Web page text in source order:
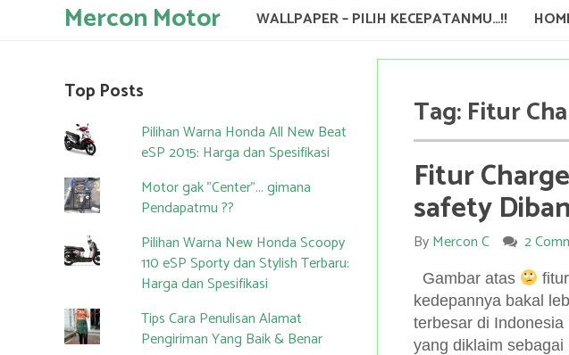
Mercon Motor WALLPAPER – PILIH KECEPATANMU…!!
Tag:Fitur
Fitur
safety
ByMercon C 2
Gambar atas
kedepannya bakal
terbesar di
yang diklaim
Top Posts
Pilihan Warna Honda All New Beat
eSP 2015: Harga dan Spesifikasi
Motor gak "Center"... gimana
Pendapatmu ??
Pilihan Warna New Honda Scoopy
110 eSP Sporty dan Stylish Terbaru:
Harga dan Spesifikasi
Tips Cara Penulisan Alamat
Pengiriman Yang Baik & Benar